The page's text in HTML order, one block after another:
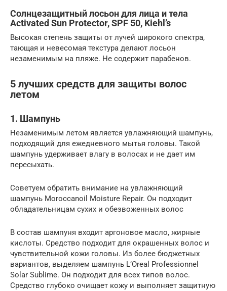
Солнцезащитный лосьон для лица и тела
Activated Sun Protector, SPF 50, Kiehl’s
Высокая степень защиты от лучей широкого спектра,
тающая и невесомая текстура делают лосьон
незаменимым на пляже. Не содержит парабенов.
5 лучших средств для защиты волос
летом
1. Шампунь
Незаменимым летом является увлажняющий шампунь,
подходящий для ежедневного мытья головы. Такой
шампунь удерживает влагу в волосах и не дает им
пересыхать.
Советуем обратить внимание на увлажняющий
шампунь Moroccanoil Moisture Repair. Он подходит
обладательницам сухих и обезвоженных волос
В состав шампуня входит аргоновое масло, жирные
кислоты. Средство подходит для окрашенных волос и
чувствительной кожи головы. Из более бюджетных
вариантов, выделяем шампунь L’Oreal Professionnel
Solar Sublime. Он подходит для всех типов волос.
Средство глубоко очищает кожу и выполняет защитную